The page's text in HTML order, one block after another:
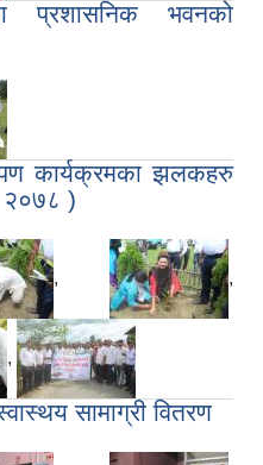
प्रशासनिक भवनको
कार्यक्रमका झलकहरु
२०७८ )
, ,
,
सामाग्री वितरण